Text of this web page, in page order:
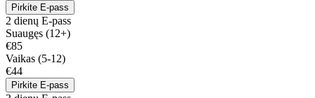
Pirkite E-pass
2 dienų E-pass
Suaugęs (12+)
€85
Vaikas (5-12)
€44
Pirkite E-pass